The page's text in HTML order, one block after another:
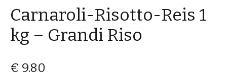
Carnaroli-Risotto-Reis 1
kg – Grandi Riso
€ 9.80